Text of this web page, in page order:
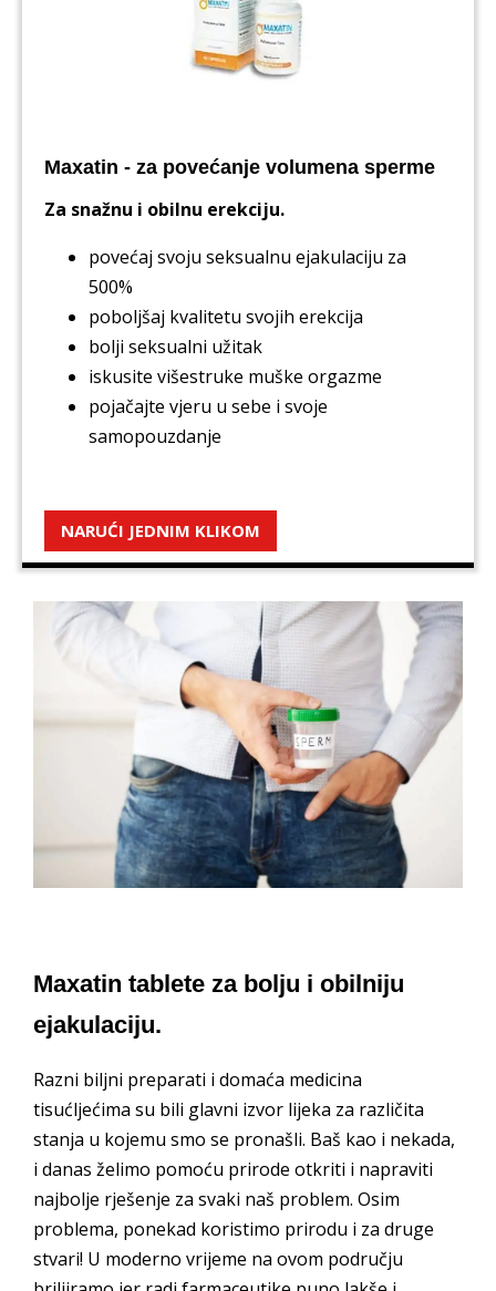
Maxatin - za povećanje volumena sperme
Za snažnu i obilnu erekciju.
povećaj svoju seksualnu ejakulaciju za
500%
poboljšaj kvalitetu svojih erekcija
bolji seksualni užitak
iskusite višestruke muške orgazme
pojačajte vjeru u sebe i svoje
samopouzdanje
NARUĆI JEDNIM KLIKOM
Maxatin tablete za bolju i obilniju
ejakulaciju.
Razni biljni preparati i domaća medicina
tisućljećima su bili glavni izvor lijeka za različita
stanja u kojemu smo se pronašli. Baš kao i nekada,
i danas želimo pomoću prirode otkriti i napraviti
najbolje rješenje za svaki naš problem. Osim
problema, ponekad koristimo prirodu i za druge
stvari! U moderno vrijeme na ovom području